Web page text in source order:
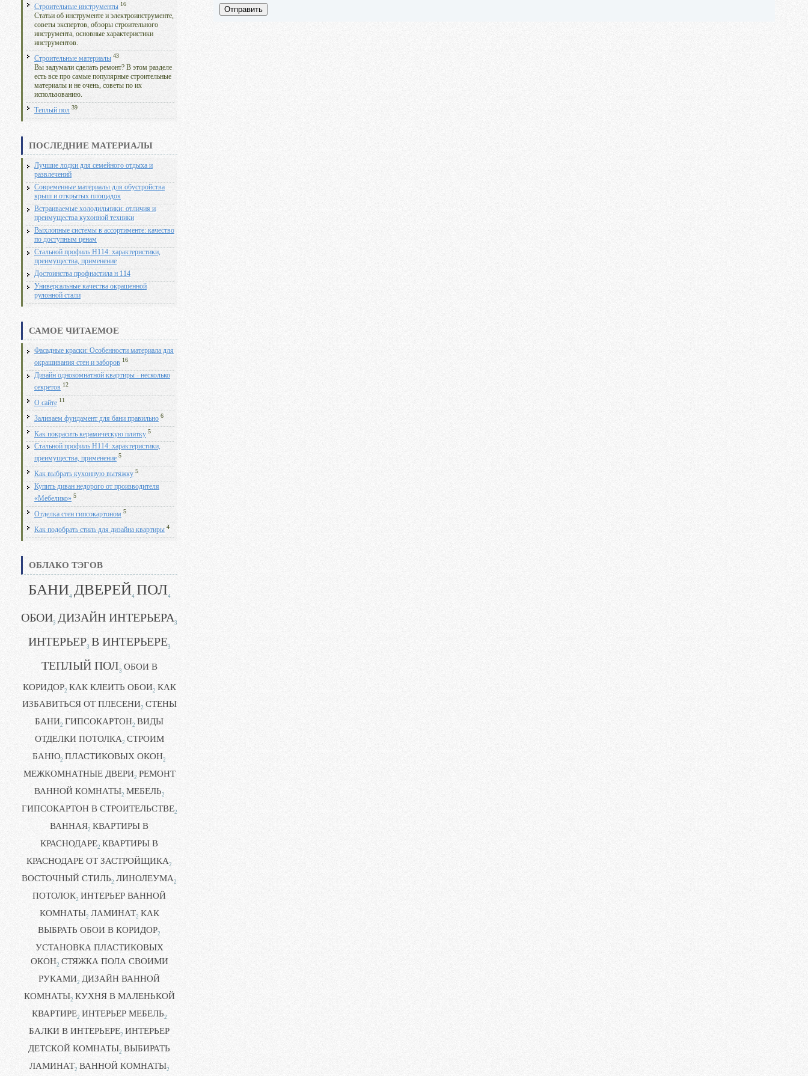
Строительные инструменты 16
Статьи об инструменте и электроинструменте,
советы экспертов, обзоры строительного
инструмента, основные характеристики
инструментов.
Строительные материалы 43
Вы задумали сделать ремонт? В этом разделе
есть все про самые популярные строительные
материалы и не очень, советы по их
использованию.
Теплый пол 39
ПОСЛЕДНИЕ МАТЕРИАЛЫ
Лучшие лодки для семейного отдыха и
развлечений
Современные материалы для обустройства
крыш и открытых площадок
Встраиваемые холодильники: отличия и
преимущества кухонной техники
Выхлопные системы в ассортименте: качество
по доступным ценам
Стальной профиль Н114: характеристики,
преимущества, применение
Достоинства профнастила н 114
Универсальные качества окрашенной
рулонной стали
САМОЕ ЧИТАЕМОЕ
Фасадные краски: Особенности материала для
окрашивания стен и заборов 16
Дизайн однокомнатной квартиры - несколько
секретов 12
О сайте 11
Заливаем фундамент для бани правильно 6
Как покрасить керамическую плитку 5
Стальной профиль Н114: характеристики,
преимущества, применение 5
Как выбрать кухонную вытяжку 5
Купить диван недорого от производителя
«Мебелико» 5
Отделка стен гипсокартоном 5
Как подобрать стиль для дизайна квартиры 4
ОБЛАКО ТЭГОВ
БАНИ4 ДВЕРЕЙ4 ПОЛ4
ОБОИ3 ДИЗАЙН ИНТЕРЬЕРА3
ИНТЕРЬЕР3 В ИНТЕРЬЕРЕ3
ТЕПЛЫЙ ПОЛ3 ОБОИ В
КОРИДОР2 КАК КЛЕИТЬ ОБОИ2 КАК
ИЗБАВИТЬСЯ ОТ ПЛЕСЕНИ2 СТЕНЫ
БАНИ2 ГИПСОКАРТОН2 ВИДЫ
ОТДЕЛКИ ПОТОЛКА2 СТРОИМ
БАНЮ2 ПЛАСТИКОВЫХ ОКОН2
МЕЖКОМНАТНЫЕ ДВЕРИ2 РЕМОНТ
ВАННОЙ КОМНАТЫ2 МЕБЕЛЬ2
ГИПСОКАРТОН В СТРОИТЕЛЬСТВЕ2
ВАННАЯ2 КВАРТИРЫ В
КРАСНОДАРЕ2 КВАРТИРЫ В
КРАСНОДАРЕ ОТ ЗАСТРОЙЩИКА2
ВОСТОЧНЫЙ СТИЛЬ2 ЛИНОЛЕУМА2
ПОТОЛОК2 ИНТЕРЬЕР ВАННОЙ
КОМНАТЫ2 ЛАМИНАТ2 КАК
ВЫБРАТЬ ОБОИ В КОРИДОР2
УСТАНОВКА ПЛАСТИКОВЫХ
ОКОН2 СТЯЖКА ПОЛА СВОИМИ
РУКАМИ2 ДИЗАЙН ВАННОЙ
КОМНАТЫ2 КУХНЯ В МАЛЕНЬКОЙ
КВАРТИРЕ2 ИНТЕРЬЕР МЕБЕЛЬ2
БАЛКИ В ИНТЕРЬЕРЕ2 ИНТЕРЬЕР
ДЕТСКОЙ КОМНАТЫ2 ВЫБИРАТЬ
ЛАМИНАТ2 ВАННОЙ КОМНАТЫ2
Отправить